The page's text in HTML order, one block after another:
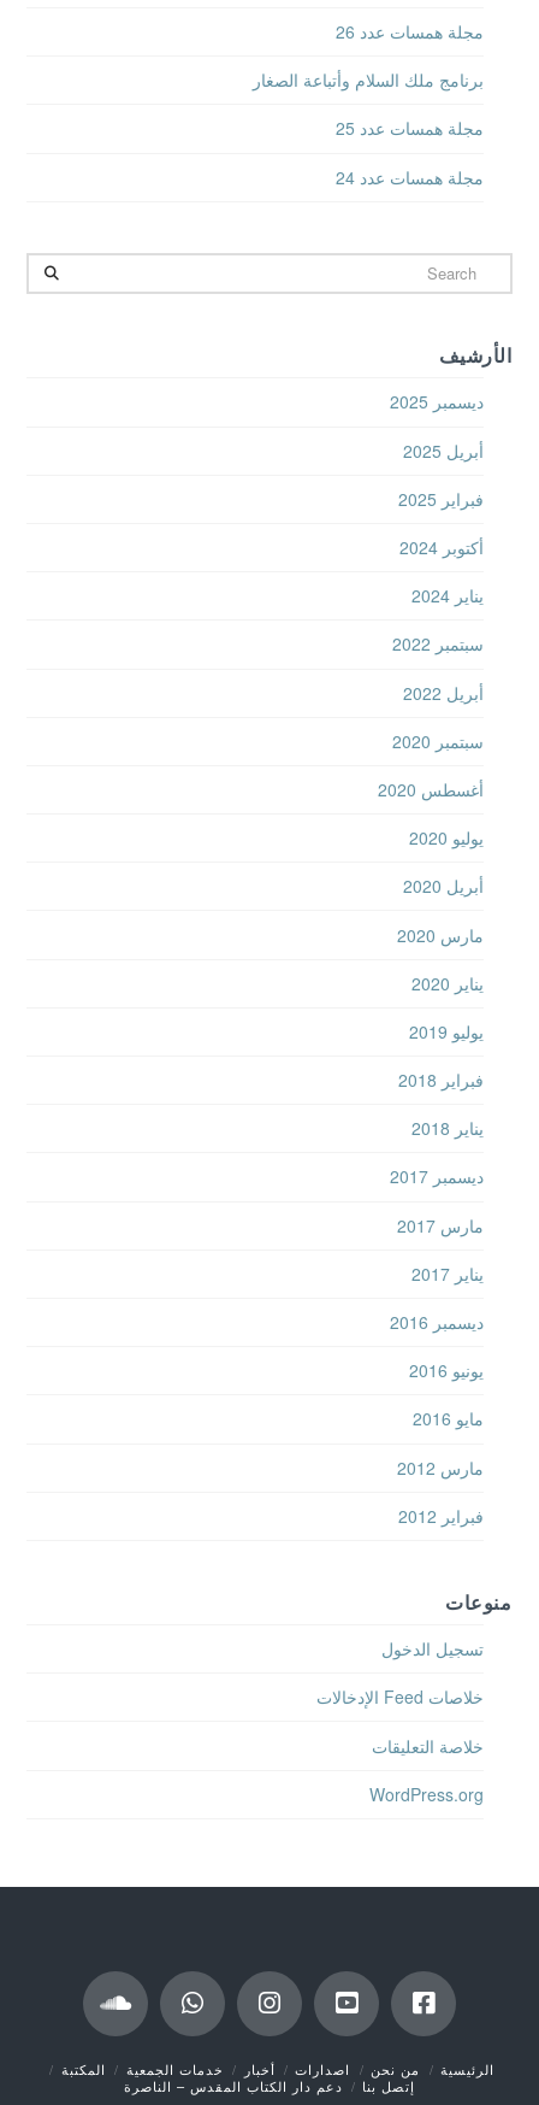
مجلة همسات عدد 26
برنامج ملك السلام وأتباعة الصغار
مجلة همسات عدد 25
مجلة همسات عدد 24
Search
الأرشيف
ديسمبر 2025
أبريل 2025
فبراير 2025
أكتوبر 2024
يناير 2024
سبتمبر 2022
أبريل 2022
سبتمبر 2020
أغسطس 2020
يوليو 2020
أبريل 2020
مارس 2020
يناير 2020
يوليو 2019
فبراير 2018
يناير 2018
ديسمبر 2017
مارس 2017
يناير 2017
ديسمبر 2016
يونيو 2016
مايو 2016
مارس 2012
فبراير 2012
منوعات
تسجيل الدخول
خلاصات Feed الإدخالات
خلاصة التعليقات
WordPress.org
الرئيسية من نحن اصدارات أخبار خدمات الجمعية
المكتبة
إتصل بنا
دعم دار الكتاب المقدس – الناصرة